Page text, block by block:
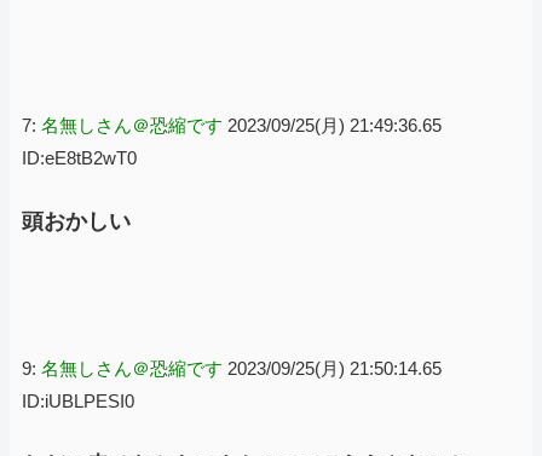
7: 名無しさん＠恐縮です 2023/09/25(月) 21:49:36.65
ID:eE8tB2wT0
頭おかしい
9: 名無しさん＠恐縮です 2023/09/25(月) 21:50:14.65
ID:iUBLPESI0